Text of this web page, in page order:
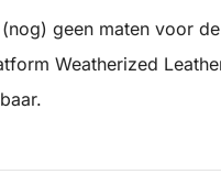
geen maten voor de
Weatherized